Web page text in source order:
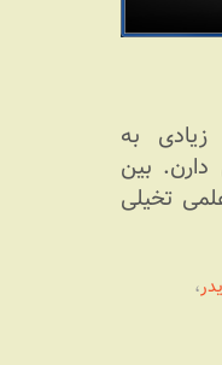
زیادی به
بین
تخیلی
،